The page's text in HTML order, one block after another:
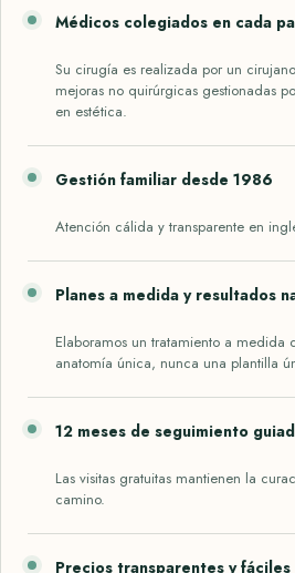
Médicos colegiados en cada
Su cirugía es realizada por un
mejoras no quirúrgicas gestionadas
en estética.
Gestión familiar desde 1986
Atención cálida y transparente en
Planes a medida y resultados
Elaboramos un tratamiento a medida
anatomía única, nunca una plantilla
12 meses de seguimiento
Las visitas gratuitas mantienen la
camino.
Precios transparentes y